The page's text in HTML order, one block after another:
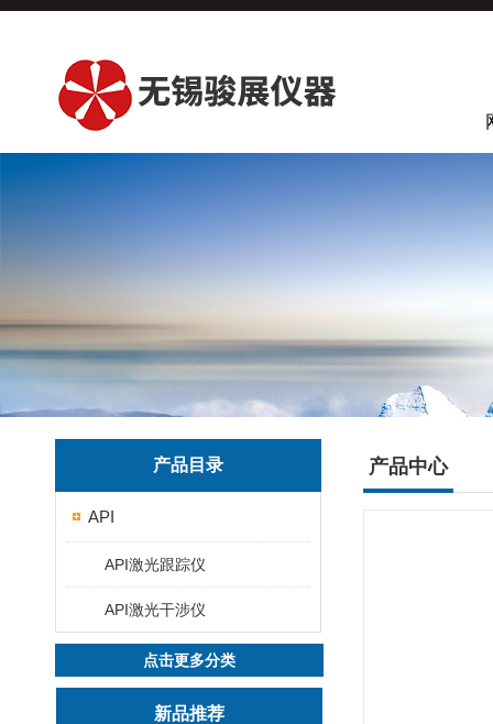
产品目录
API
API激光跟踪仪
API激光干涉仪
点击更多分类
新品推荐
产品中心